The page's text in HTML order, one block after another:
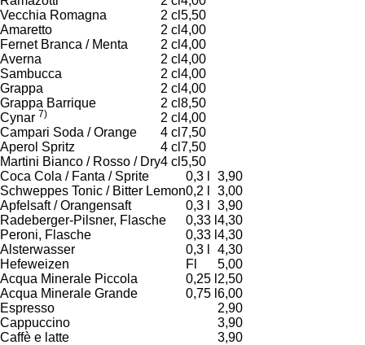
Vecchia Romagna
2 cl 5,50
Amaretto
2 cl 4,00
Fernet Branca / Menta
2 cl 4,00
Averna
2 cl 4,00
Sambucca
2 cl 4,00
Grappa
2 cl 4,00
Grappa Barrique
2 cl 8,50
Cynar 7) 2 cl 4,00
Campari Soda / Orange
4 cl 7,50
Aperol Spritz
4 cl 7,50
Martini Bianco / Rosso / Dry4 cl 5,50
Coca Cola / Fanta / Sprite
0,3 l
3,90
Schweppes Tonic / Bitter Lemon0,2 l
3,00
Apfelsaft / Orangensaft
0,3 l
3,90
Radeberger-Pilsner, Flasche
0,33 l 4,30
Peroni, Flasche
0,33 l 4,30
Alsterwasser
0,3 l
4,30
Hefeweizen
Fl
5,00
Acqua Minerale Piccola
0,25 l 2,50
Acqua Minerale Grande
0,75 l 6,00
Espresso
2,90
Cappuccino
3,90
Caffè e latte
3,90